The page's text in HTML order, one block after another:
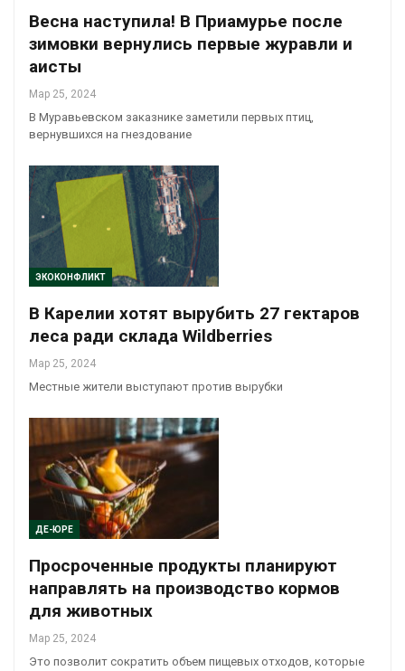
Весна наступила! В Приамурье после
зимовки вернулись первые журавли и
аисты
Мар 25, 2024
В Муравьевском заказнике заметили первых птиц,
вернувшихся на гнездование
ЭКОКОНФЛИКТ
В Карелии хотят вырубить 27 гектаров
леса ради склада Wildberries
Мар 25, 2024
Местные жители выступают против вырубки
ДЕ-ЮРЕ
Просроченные продукты планируют
направлять на производство кормов
для животных
Мар 25, 2024
Это позволит сократить объем пищевых отходов, которые